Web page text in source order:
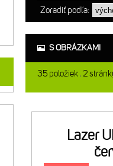
Zoradiť podľa:
S OBRÁZKAMI
35položiek 2
Lazer